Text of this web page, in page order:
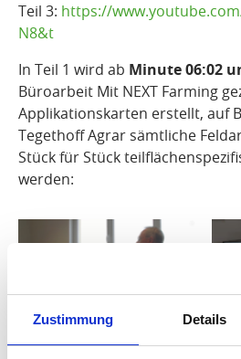
Zustimmung Details
Teil 3: https://
N8&t
In Teil 1 wird ab Minute 06:02
Büroarbeit Mit NEXT Farming
Applikationskarten erstellt, auf
Tegethoff Agrar sämtliche
Stück für Stück
werden: